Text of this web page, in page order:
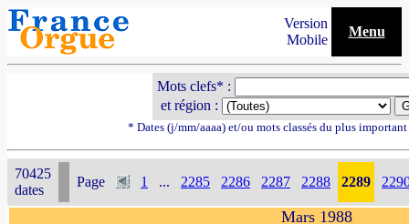
Version
Mobile
Menu
Mots clefs* :
et région :
* Dates (j/mm/aaaa) et/ou mots classés du plus
70425
dates
Page 1 ... 2285 2286 2287 2288 2289
Mars 1988